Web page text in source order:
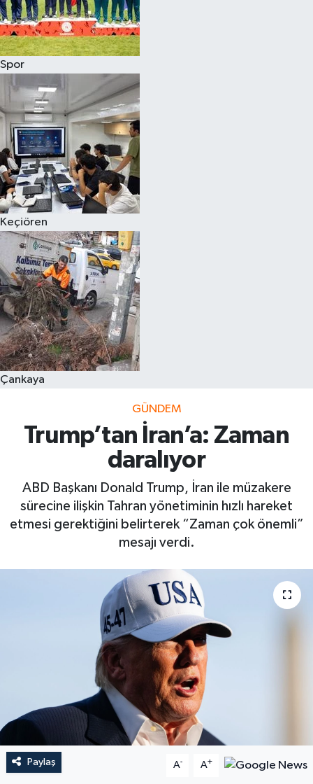
Spor
Keçiören
Çankaya
GÜNDEM
Trump’tan İran’a: Zaman
daralıyor
ABD Başkanı Donald Trump, İran ile müzakere
sürecine ilişkin Tahran yönetiminin hızlı hareket
etmesi gerektiğini belirterek “Zaman çok önemli”
mesajı verdi.
Paylaş A- A+